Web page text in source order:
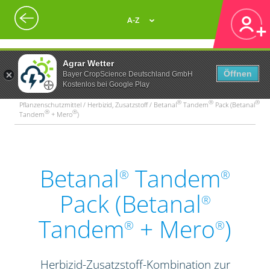
Agrar Wetter
Bayer CropScience Deutschland GmbH
Kostenlos bei Google Play
Öffnen
A-Z
Pflanzenschutzmittel / Herbizid, Zusatzstoff / Betanal® Tandem® Pack (Betanal®
Tandem® + Mero®)
Betanal® Tandem®
Pack (Betanal®
Tandem® + Mero®)
Herbizid-Zusatzstoff-Kombination zur